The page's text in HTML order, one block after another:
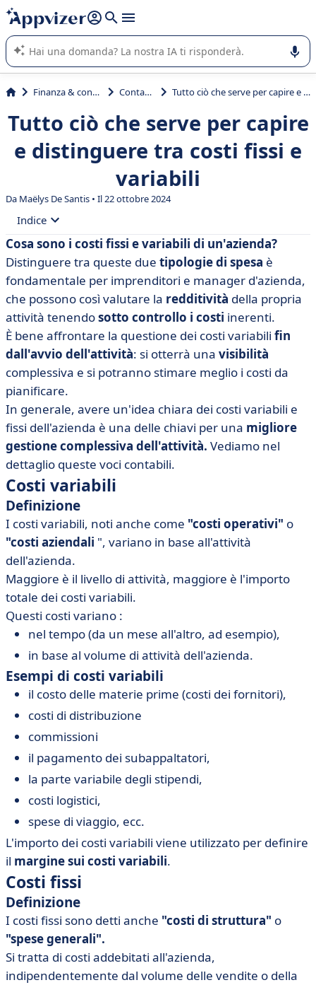
righe con
shift + enter
L'IA di Appvizer vi guida nell'utilizzo o nella scelta di un
software SaaS per la vostra azienda.
Finanza & contabilità Contabilità Tutto ciò che serve per capire e distinguere tra costi fissi e variabili
Tutto ciò che serve per capire
e distinguere tra costi fissi e
variabili
Da Maëlys De Santis • Il 22 ottobre 2024
Indice
• Costi variabili
• Costi fissi
• Tabella dei costi fissi e variabili e differenze
• Spese miste
• Qual è lo scopo del calcolo dei costi fissi e variabili?
• L'importanza di saper distinguere tra costi fissi e
variabili
Cosa sono i costi fissi e variabili di un'azienda?
Distinguere tra queste due tipologie di spesa è
fondamentale per imprenditori e manager d'azienda,
che possono così valutare la redditività della propria
attività tenendosotto controllo i costi inerenti.
È bene affrontare la questione dei costi variabili fin
dall'avvio dell'attività: si otterrà una visibilità
complessiva e si potranno stimare meglio i costi da
pianificare.
In generale, avere un'idea chiara dei costi variabili e
fissi dell'azienda è una delle chiavi per una migliore
gestione complessiva dell'attività. Vediamo nel
dettaglio queste voci contabili.
Costi variabili
Definizione
I costi variabili, noti anche come "costi operativi" o
"costi aziendali ", variano in base all'attività
dell'azienda.
Maggiore è il livello di attività, maggiore è l'importo
totale dei costi variabili.
Questi costi variano :
nel tempo (da un mese all'altro, ad esempio),
in base al volume di attività dell'azienda.
Esempi di costi variabili
il costo delle materie prime (costi dei fornitori),
costi di distribuzione
commissioni
il pagamento dei subappaltatori,
la parte variabile degli stipendi,
costi logistici,
spese di viaggio, ecc.
L'importo dei costi variabili viene utilizzato per definire
il margine sui costi variabili.
Costi fissi
Definizione
I costi fissi sono detti anche "costi di struttura" o
"spese generali".
Si tratta di costi addebitati all'azienda,
indipendentemente dal volume delle vendite o della